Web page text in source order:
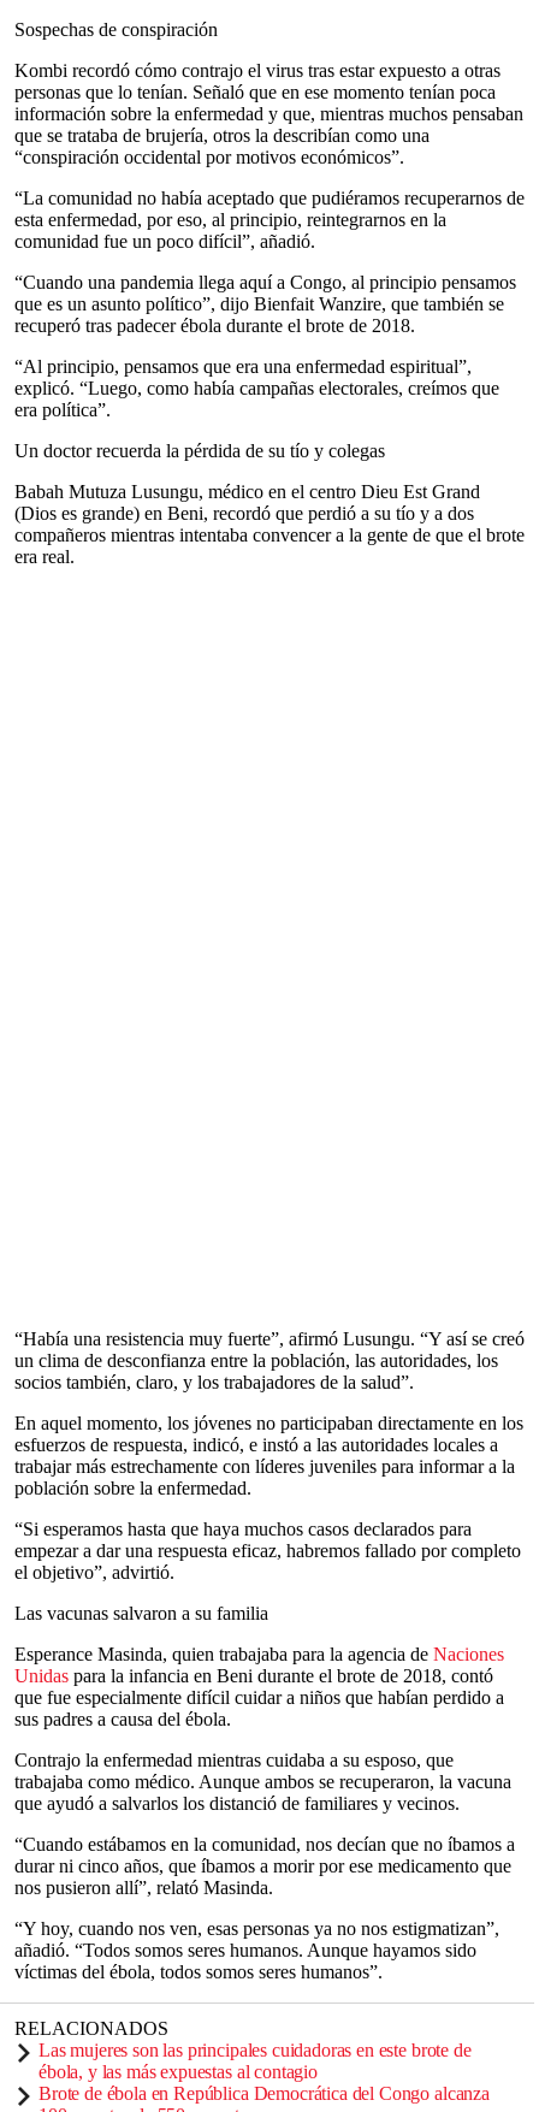
Sospechas de conspiración
Kombi recordó cómo contrajo el virus tras estar expuesto a otras
personas que lo tenían. Señaló que en ese momento tenían poca
información sobre la enfermedad y que, mientras muchos pensaban
que se trataba de brujería, otros la describían como una
“conspiración occidental por motivos económicos”.
“La comunidad no había aceptado que pudiéramos recuperarnos de
esta enfermedad, por eso, al principio, reintegrarnos en la
comunidad fue un poco difícil”, añadió.
“Cuando una pandemia llega aquí a Congo, al principio pensamos
que es un asunto político”, dijo Bienfait Wanzire, que también se
recuperó tras padecer ébola durante el brote de 2018.
“Al principio, pensamos que era una enfermedad espiritual”,
explicó. “Luego, como había campañas electorales, creímos que
era política”.
Un doctor recuerda la pérdida de su tío y colegas
Babah Mutuza Lusungu, médico en el centro Dieu Est Grand
(Dios es grande) en Beni, recordó que perdió a su tío y a dos
compañeros mientras intentaba convencer a la gente de que el brote
era real.
“Había una resistencia muy fuerte”, afirmó Lusungu. “Y así se creó
un clima de desconfianza entre la población, las autoridades, los
socios también, claro, y los trabajadores de la salud”.
En aquel momento, los jóvenes no participaban directamente en los
esfuerzos de respuesta, indicó, e instó a las autoridades locales a
trabajar más estrechamente con líderes juveniles para informar a la
población sobre la enfermedad.
“Si esperamos hasta que haya muchos casos declarados para
empezar a dar una respuesta eficaz, habremos fallado por completo
el objetivo”, advirtió.
Las vacunas salvaron a su familia
Esperance Masinda, quien trabajaba para la agencia de Naciones
Unidas para la infancia en Beni durante el brote de 2018, contó
que fue especialmente difícil cuidar a niños que habían perdido a
sus padres a causa del ébola.
Contrajo la enfermedad mientras cuidaba a su esposo, que
trabajaba como médico. Aunque ambos se recuperaron, la vacuna
que ayudó a salvarlos los distanció de familiares y vecinos.
“Cuando estábamos en la comunidad, nos decían que no íbamos a
durar ni cinco años, que íbamos a morir por ese medicamento que
nos pusieron allí”, relató Masinda.
“Y hoy, cuando nos ven, esas personas ya no nos estigmatizan”,
añadió. “Todos somos seres humanos. Aunque hayamos sido
víctimas del ébola, todos somos seres humanos”.
RELACIONADOS
Las mujeres son las principales cuidadoras en este brote de
ébola, y las más expuestas al contagio
Brote de ébola en República Democrática del Congo alcanza